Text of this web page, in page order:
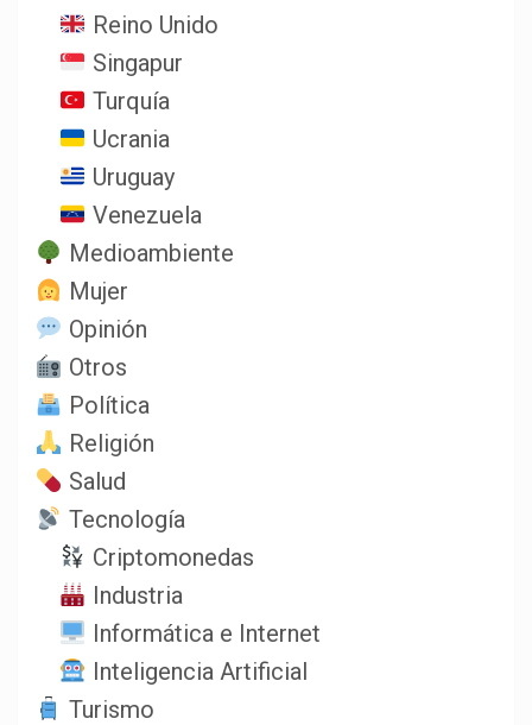
Reino Unido
Singapur
Turquía
Ucrania
Uruguay
Venezuela
Medioambiente
Mujer
Opinión
Otros
Política
Religión
Salud
Tecnología
Criptomonedas
Industria
Informática e Internet
Inteligencia Artificial
Turismo